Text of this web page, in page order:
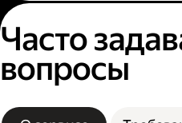
Часто
вопросы